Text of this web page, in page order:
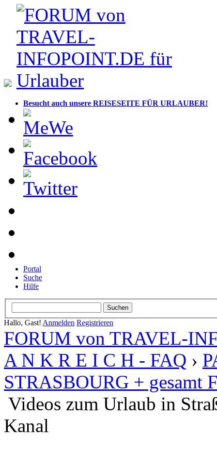
Besucht auch unsere REISESEITE FÜR URLAUBER!
Portal
Suche
Hilfe
Hallo, Gast! Anmelden Registrieren
FORUM von TRAVEL-
A N K R E I C H - FAQ ›
STRASBOURG + gesamt
Videos zum Urlaub in
Kanal